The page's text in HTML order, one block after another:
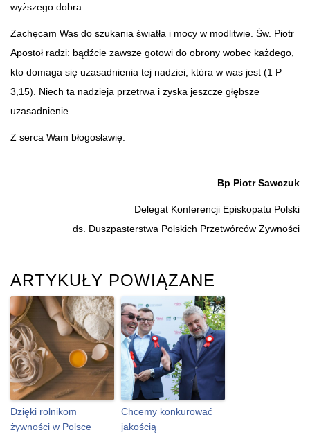
wyższego dobra.
Zachęcam Was do szukania światła i mocy w modlitwie. Św. Piotr
Apostoł radzi: bądźcie zawsze gotowi do obrony wobec każdego,
kto domaga się uzasadnienia tej nadziei, która w was jest (1 P
3,15). Niech ta nadzieja przetrwa i zyska jeszcze głębsze
uzasadnienie.
Z serca Wam błogosławię.
Bp Piotr Sawczuk
Delegat Konferencji Episkopatu Polski
ds. Duszpasterstwa Polskich Przetwórców Żywności
ARTYKUŁY POWIĄZANE
Dzięki rolnikom
żywności w Polsce
Chcemy konkurować
jakością